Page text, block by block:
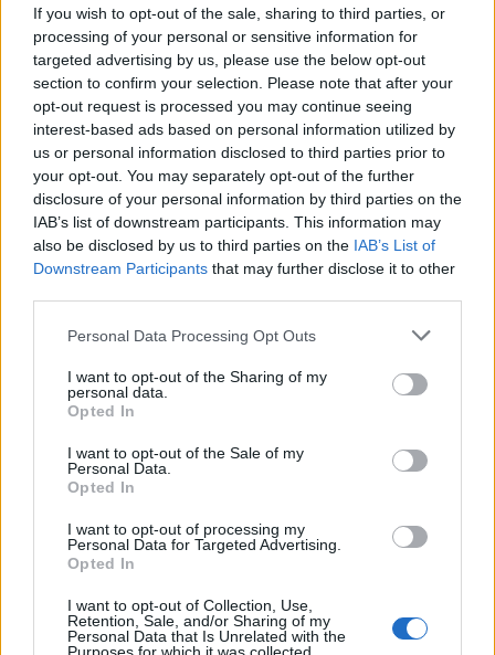
If you wish to opt-out of the sale, sharing to third parties, or
processing of your personal or sensitive information for
targeted advertising by us, please use the below opt-out
section to confirm your selection. Please note that after your
opt-out request is processed you may continue seeing
interest-based ads based on personal information utilized by
us or personal information disclosed to third parties prior to
your opt-out. You may separately opt-out of the further
disclosure of your personal information by third parties on the
IAB’s list of downstream participants. This information may
also be disclosed by us to third parties on the IAB’s List of
Downstream Participants that may further disclose it to other
Personal Data Processing Opt Outs
I want to opt-out of the Sharing of my
personal data.
Opted In
I want to opt-out of the Sale of my
Personal Data.
Opted In
I want to opt-out of processing my
Personal Data for Targeted Advertising.
Opted In
I want to opt-out of Collection, Use,
Retention, Sale, and/or Sharing of my
Personal Data that Is Unrelated with the
Don Xhoni i kthehet
publik, çfarë ndodhi me
reperin?
Ndahet nga jeta në
mjeshtri i flamenkos, Pepe
Habichuela
Miri rrëfen si ka ndryshuar
jeta e familjes së tij pas
daljes nga Big Brother
“A nuk po blen më
përgjigjet ndjekësit në
mënyrë ironike